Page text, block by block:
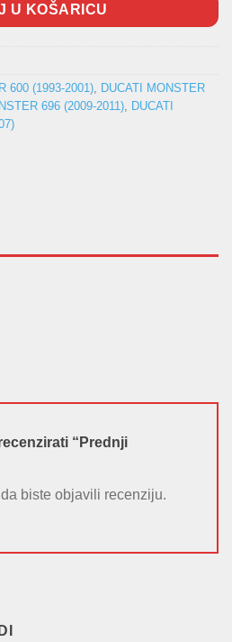
U KOŠARICU
600 (1993-2001) DUCATI MONSTER
696 (2009-2011) DUCATI
“Prednji
da biste objavili recenziju.